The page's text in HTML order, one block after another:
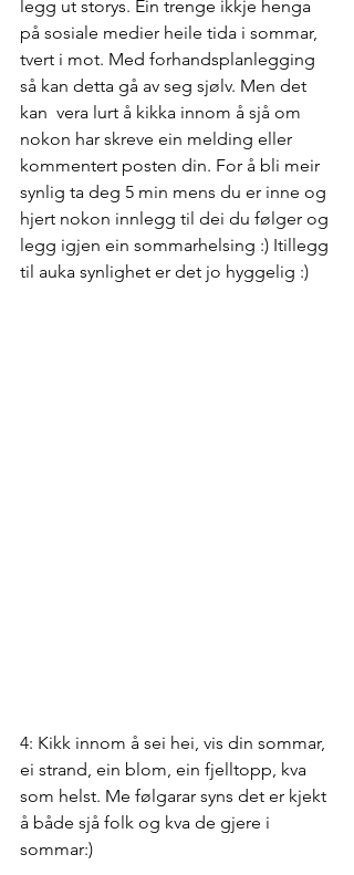
legg ut storys. Ein trenge ikkje henga
på sosiale medier heile tida i sommar,
tvert i mot. Med forhandsplanlegging
så kan detta gå av seg sjølv. Men det
kan  vera lurt å kikka innom å sjå om
nokon har skreve ein melding eller
kommentert posten din. For å bli meir
synlig ta deg 5 min mens du er inne og
hjert nokon innlegg til dei du følger og
legg igjen ein sommarhelsing :) Itillegg
til auka synlighet er det jo hyggelig :)
4: Kikk innom å sei hei, vis din sommar,
ei strand, ein blom, ein fjelltopp, kva
som helst. Me følgarar syns det er kjekt
å både sjå folk og kva de gjere i
sommar:)